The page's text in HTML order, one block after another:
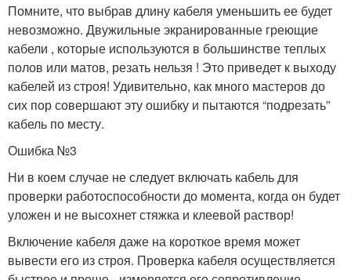
Помните, что выбрав длину кабеля уменьшить ее будет
невозможно. Двужильные экранированные греющие
кабели , которые используются в большинстве теплых
полов или матов, резать нельзя ! Это приведет к выходу
кабелей из строя! Удивительно, как много мастеров до
сих пор совершают эту ошибку и пытаются “подрезать”
кабель по месту.
Ошибка №3
Ни в коем случае не следует включать кабель для
проверки работоспособности до момента, когда он будет
уложен и не высохнет стяжка и клеевой раствор!
Включение кабеля даже на короткое время может
вывести его из строя. Проверка кабеля осуществляется